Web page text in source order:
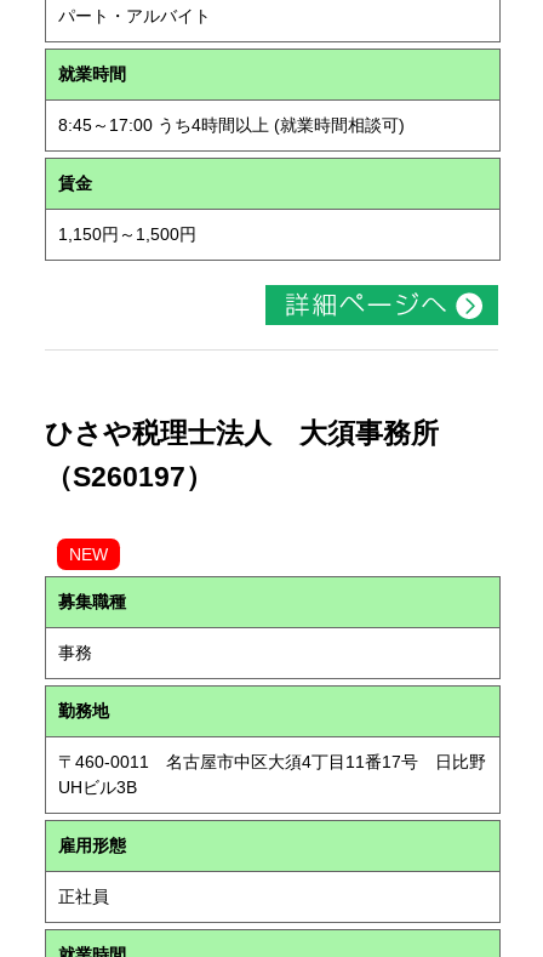
パート・アルバイト
就業時間
8:45～17:00 うち4時間以上 (就業時間相談可)
賃金
1,150円～1,500円
ひさや税理士法人 大須事務所
（S260197）
NEW
募集職種
事務
勤務地
〒460-0011 名古屋市中区大須4丁目11番17号 日比野
UHビル3B
雇用形態
正社員